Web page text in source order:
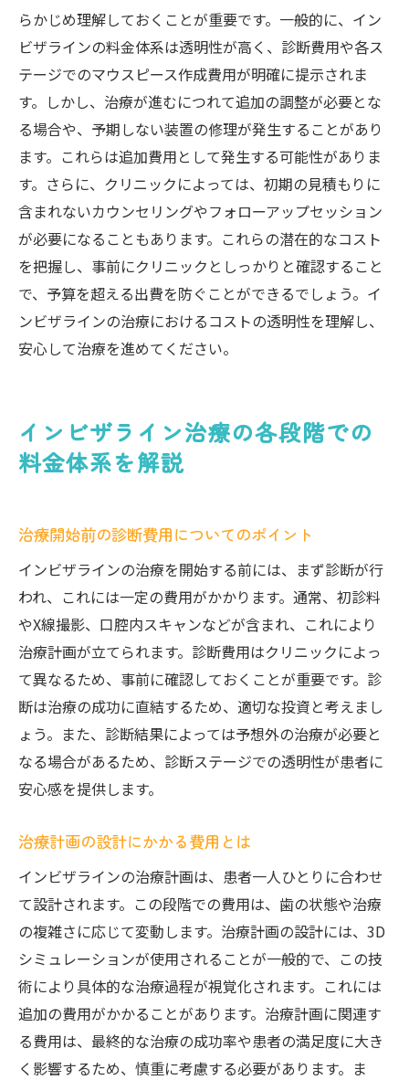
らかじめ理解しておくことが重要です。一般的に、イン
ビザラインの料金体系は透明性が高く、診断費用や各ス
テージでのマウスピース作成費用が明確に提示されま
す。しかし、治療が進むにつれて追加の調整が必要とな
る場合や、予期しない装置の修理が発生することがあり
ます。これらは追加費用として発生する可能性がありま
す。さらに、クリニックによっては、初期の見積もりに
含まれないカウンセリングやフォローアップセッション
が必要になることもあります。これらの潜在的なコスト
を把握し、事前にクリニックとしっかりと確認すること
で、予算を超える出費を防ぐことができるでしょう。イ
ンビザラインの治療におけるコストの透明性を理解し、
安心して治療を進めてください。
インビザライン治療の各段階での
料金体系を解説
治療開始前の診断費用についてのポイント
インビザラインの治療を開始する前には、まず診断が行
われ、これには一定の費用がかかります。通常、初診料
やX線撮影、口腔内スキャンなどが含まれ、これにより
治療計画が立てられます。診断費用はクリニックによっ
て異なるため、事前に確認しておくことが重要です。診
断は治療の成功に直結するため、適切な投資と考えまし
ょう。また、診断結果によっては予想外の治療が必要と
なる場合があるため、診断ステージでの透明性が患者に
安心感を提供します。
治療計画の設計にかかる費用とは
インビザラインの治療計画は、患者一人ひとりに合わせ
て設計されます。この段階での費用は、歯の状態や治療
の複雑さに応じて変動します。治療計画の設計には、3D
シミュレーションが使用されることが一般的で、この技
術により具体的な治療過程が視覚化されます。これには
追加の費用がかかることがあります。治療計画に関連す
る費用は、最終的な治療の成功率や患者の満足度に大き
く影響するため、慎重に考慮する必要があります。ま